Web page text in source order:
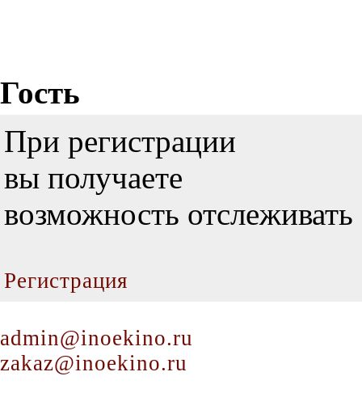
Гость
При регистрации
вы получаете
возможность
Регистрация
admin@inoekino.ru
zakaz@inoekino.ru